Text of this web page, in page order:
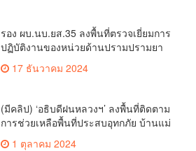
รอง ผบ.นบ.ยส.35 ลงพื้นที่ตรวจเยี่ยมการ
ปฏิบัติงานของหน่วยด้านปรามปรามยา
เสพติดในพื้นที่จังหวัดตากและจังหวัด
แม่ฮ่องสอน
17 ธันวาคม 2024
(มีคลิป) ‘อธิบดีฝนหลวงฯ’ ลงพื้นที่ติดตาม
การช่วยเหลือพื้นที่ประสบอุทกภัย บ้านแม่
1 ตุลาคม 2024